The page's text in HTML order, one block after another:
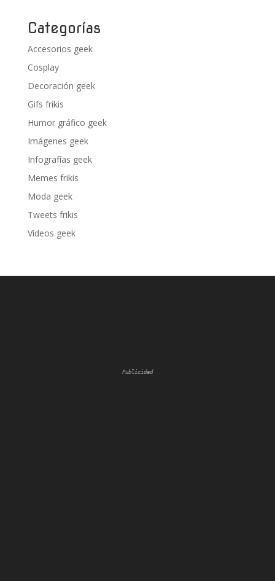
Categorías
Accesorios geek
Cosplay
Decoración geek
Gifs frikis
Humor gráfico geek
Imágenes geek
Infografías geek
Memes frikis
Moda geek
Tweets frikis
Vídeos geek
Publicidad